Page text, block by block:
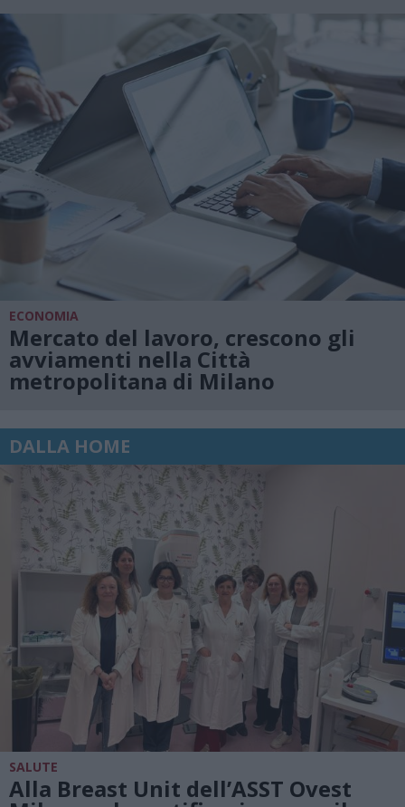
ECONOMIA
Mercato del lavoro, crescono gli
avviamenti nella Città
metropolitana di Milano
DALLA HOME
SALUTE
Alla Breast Unit dell’ASST Ovest